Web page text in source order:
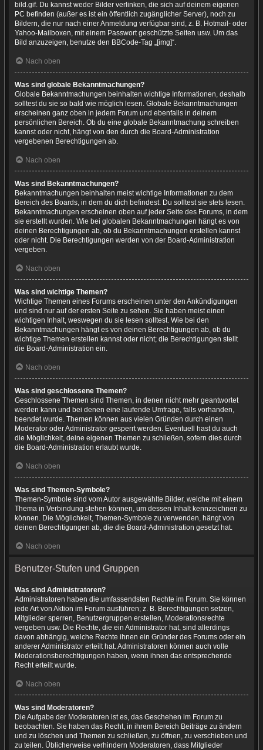
bild.gif. Du kannst weder Bilder verlinken, die sich auf deinem eigenen
PC befinden (außer es ist ein öffentlich zugänglicher Server), noch zu
Bildern, die nur nach einer Anmeldung verfügbar sind, z. B. Hotmail- oder
Yahoo-Mailboxen, mit einem Passwort geschützte Seiten usw. Um das
Bild anzuzeigen, benutze den BBCode-Tag „[img]“.
Nach oben
Was sind globale Bekanntmachungen?
Globale Bekanntmachungen beinhalten wichtige Informationen, deshalb
solltest du sie so bald wie möglich lesen. Globale Bekanntmachungen
erscheinen ganz oben in jedem Forum und ebenfalls in deinem
persönlichen Bereich. Ob du eine globale Bekanntmachung schreiben
kannst oder nicht, hängt von den durch die Board-Administration
vergebenen Berechtigungen ab.
Nach oben
Was sind Bekanntmachungen?
Bekanntmachungen beinhalten meist wichtige Informationen zu dem
Bereich des Boards, in dem du dich befindest. Du solltest sie stets lesen.
Bekanntmachungen erscheinen oben auf jeder Seite des Forums, in dem
sie erstellt wurden. Wie bei globalen Bekanntmachungen hängt es von
deinen Berechtigungen ab, ob du Bekanntmachungen erstellen kannst
oder nicht. Die Berechtigungen werden von der Board-Administration
vergeben.
Nach oben
Was sind wichtige Themen?
Wichtige Themen eines Forums erscheinen unter den Ankündigungen
und sind nur auf der ersten Seite zu sehen. Sie haben meist einen
wichtigen Inhalt, weswegen du sie lesen solltest. Wie bei den
Bekanntmachungen hängt es von deinen Berechtigungen ab, ob du
wichtige Themen erstellen kannst oder nicht; die Berechtigungen stellt
die Board-Administration ein.
Nach oben
Was sind geschlossene Themen?
Geschlossene Themen sind Themen, in denen nicht mehr geantwortet
werden kann und bei denen eine laufende Umfrage, falls vorhanden,
beendet wurde. Themen können aus vielen Gründen durch einen
Moderator oder Administrator gesperrt werden. Eventuell hast du auch
die Möglichkeit, deine eigenen Themen zu schließen, sofern dies durch
die Board-Administration erlaubt wurde.
Nach oben
Was sind Themen-Symbole?
Themen-Symbole sind vom Autor ausgewählte Bilder, welche mit einem
Thema in Verbindung stehen können, um dessen Inhalt kennzeichnen zu
können. Die Möglichkeit, Themen-Symbole zu verwenden, hängt von
deinen Berechtigungen ab, die die Board-Administration gesetzt hat.
Nach oben
Benutzer-Stufen und Gruppen
Was sind Administratoren?
Administratoren haben die umfassendsten Rechte im Forum. Sie können
jede Art von Aktion im Forum ausführen; z. B. Berechtigungen setzen,
Mitglieder sperren, Benutzergruppen erstellen, Moderationsrechte
vergeben usw. Die Rechte, die ein Administrator hat, sind allerdings
davon abhängig, welche Rechte ihnen ein Gründer des Forums oder ein
anderer Administrator erteilt hat. Administratoren können auch volle
Moderationsberechtigungen haben, wenn ihnen das entsprechende
Recht erteilt wurde.
Nach oben
Was sind Moderatoren?
Die Aufgabe der Moderatoren ist es, das Geschehen im Forum zu
beobachten. Sie haben das Recht, in ihrem Bereich Beiträge zu ändern
und zu löschen und Themen zu schließen, zu öffnen, zu verschieben und
zu teilen. Üblicherweise verhindern Moderatoren, dass Mitglieder